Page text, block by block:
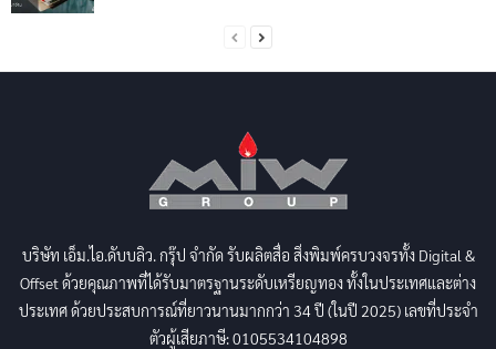
บริษัท เอ็ม.ไอ.ดับบลิว. กรุ๊ป จำกัด รับผลิตสื่อ สิ่งพิมพ์ครบวงจรทั้ง Digital &
Offset ด้วยคุณภาพที่ได้รับมาตรฐานระดับเหรียญทอง ทั้งในประเทศและต่าง
ประเทศ ด้วยประสบการณ์ที่ยาวนานมากกว่า 34 ปี (ในปี 2025) เลขที่ประจำ
ตัวผู้เสียภาษี: 0105534104898